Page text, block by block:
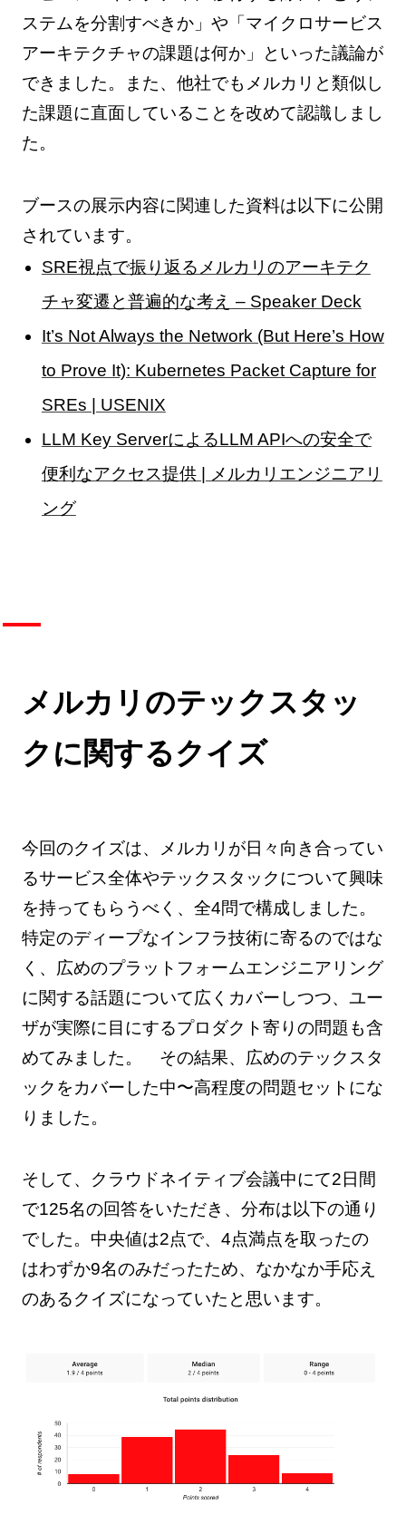
ステムを分割すべきか」や「マイクロサービス
アーキテクチャの課題は何か」といった議論が
できました。また、他社でもメルカリと類似し
た課題に直面していることを改めて認識しまし
た。
ブースの展示内容に関連した資料は以下に公開
されています。
SRE視点で振り返るメルカリのアーキテク
チャ変遷と普遍的な考え – Speaker Deck
It’s Not Always the Network (But Here’s How
to Prove It): Kubernetes Packet Capture for
SREs | USENIX
LLM Key ServerによるLLM APIへの安全で
便利なアクセス提供 | メルカリエンジニアリ
ング
メルカリのテックスタッ
クに関するクイズ
今回のクイズは、メルカリが日々向き合ってい
るサービス全体やテックスタックについて興味
を持ってもらうべく、全4問で構成しました。
特定のディープなインフラ技術に寄るのではな
く、広めのプラットフォームエンジニアリング
に関する話題について広くカバーしつつ、ユー
ザが実際に目にするプロダクト寄りの問題も含
めてみました。 その結果、広めのテックスタ
ックをカバーした中〜高程度の問題セットにな
りました。
そして、クラウドネイティブ会議中にて2日間
で125名の回答をいただき、分布は以下の通り
でした。中央値は2点で、4点満点を取ったの
はわずか9名のみだったため、なかなか手応え
のあるクイズになっていたと思います。